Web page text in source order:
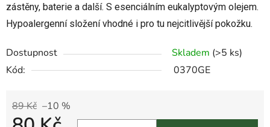
zástěny, baterie a další. S esenciálním eukalyptovým olejem.
Hypoalergenní složení vhodné i pro tu nejcitlivější pokožku.
Dostupnost Skladem (>5 ks)
Kód:
0370GE
89 Kč –10 %